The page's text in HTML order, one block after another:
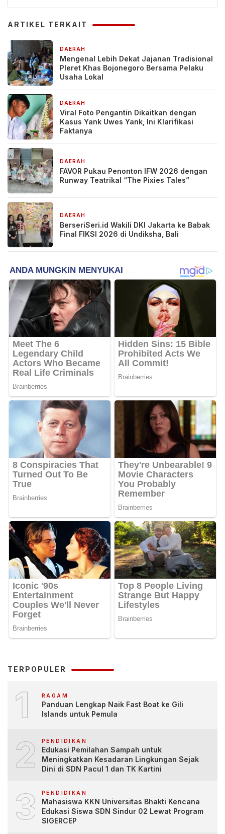
ARTIKEL TERKAIT
DAERAH
Mengenal Lebih Dekat Jajanan Tradisional
Pleret Khas Bojonegoro Bersama Pelaku
Usaha Lokal
DAERAH
Viral Foto Pengantin Dikaitkan dengan
Kasus Yank Uwes Yank, Ini Klarifikasi
Faktanya
DAERAH
FAVOR Pukau Penonton IFW 2026 dengan
Runway Teatrikal “The Pixies Tales”
DAERAH
BerseriSeri.id Wakili DKI Jakarta ke Babak
Final FIKSI 2026 di Undiksha, Bali
TERPOPULER
1 RAGAM
Panduan Lengkap Naik Fast Boat ke Gili
Islands untuk Pemula
2 PENDIDIKAN
Edukasi Pemilahan Sampah untuk
Meningkatkan Kesadaran Lingkungan Sejak
Dini di SDN Pacul 1 dan TK Kartini
3 PENDIDIKAN
Mahasiswa KKN Universitas Bhakti Kencana
Edukasi Siswa SDN Sindur 02 Lewat Program
SIGERCEP